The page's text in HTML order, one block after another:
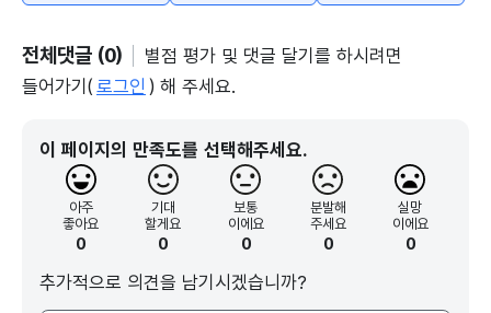
전체댓글 (0)
별점 평가 및 댓글 달기를 하시려면
들어가기( 로그인 ) 해 주세요.
이 페이지의 만족도를 선택해주세요.
아주
좋아요
0
기대
할게요
0
보통
이에요
0
분발해
주세요
0
실망
이에요
0
추가적으로 의견을 남기시겠습니까?